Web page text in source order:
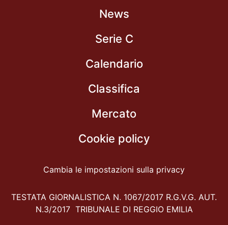
News
Serie C
Calendario
Classifica
Mercato
Cookie policy
Cambia le impostazioni sulla privacy
TESTATA GIORNALISTICA N. 1067/2017 R.G.V.G. AUT.
N.3/2017 TRIBUNALE DI REGGIO EMILIA